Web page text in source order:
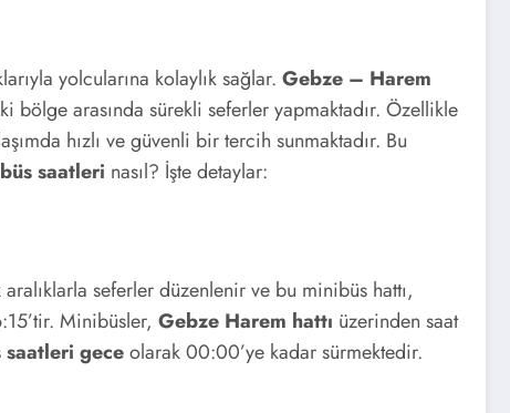
yolcularına kolaylık sağlar. Gebze – Harem
bölge arasında sürekli seferler yapmaktadır. Özellikle
hızlı ve güvenli bir tercih sunmaktadır. Bu
saatleri nasıl? İşte detaylar:
seferler düzenlenir ve bu minibüs hattı,
Minibüsler, Gebze Harem hattı üzerinden saat
geceolarak 00:00’ye kadar sürmektedir.